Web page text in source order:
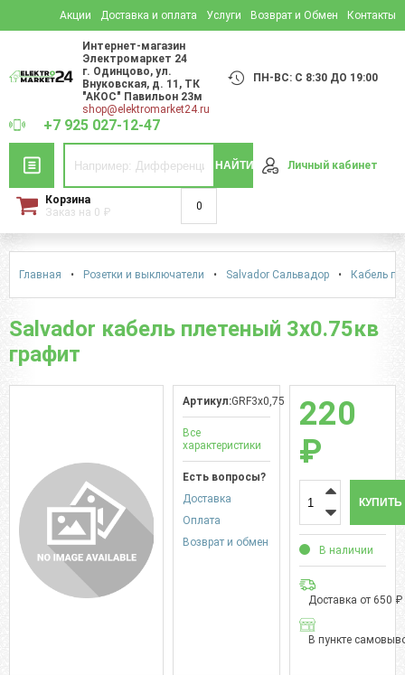
Акции Доставка и оплата Услуги Возврат и Обмен Контакты
Интернет-магазин
Электромаркет 24
г. Одинцово,ул.
Внуковская, д. 11 , ТК
"АКОС" Павильон 23м
shop@elektromarket24.ru
ПН-ВС: С 8:30 ДО 19:00
+7 925 027-12-47
НАЙТИ Личный кабинет
Корзина
Заказ на 0 ₽ 0
Главная • Розетки и выключатели • Salvador Сальвадор • Кабель
Salvador кабель плетеный 3х0.75кв
графит
Артикул:GRF3х0,75
Все
характеристики
Есть вопросы?
Доставка
Оплата
Возврат и обмен
220
₽
КУПИТЬ
В наличии
Доставка от 650 ₽
В пункте